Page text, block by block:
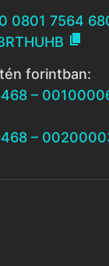
0801 7564

forintban:
–
–